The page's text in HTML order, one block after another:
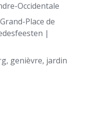
Occidentale
Place de
|
genièvre, jardin